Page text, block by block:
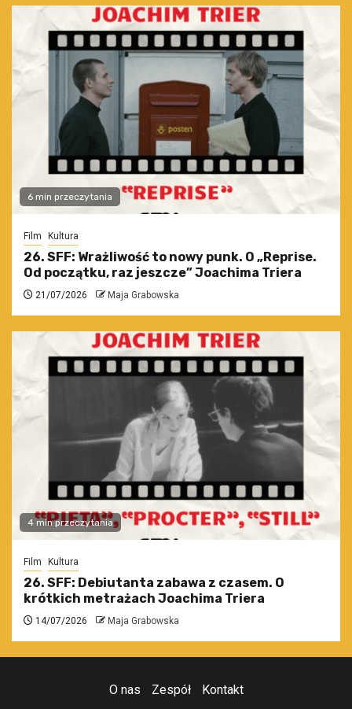
6 min przeczytania
Film Kultura
26. SFF: Wrażliwość to nowy punk. O „Reprise.
Od początku, raz jeszcze” Joachima Triera
21/07/2026 Maja Grabowska
4 min przeczytania
Film Kultura
26. SFF: Debiutanta zabawa z czasem. O
krótkich metrażach Joachima Triera
14/07/2026 Maja Grabowska
O nas Zespół Kontakt